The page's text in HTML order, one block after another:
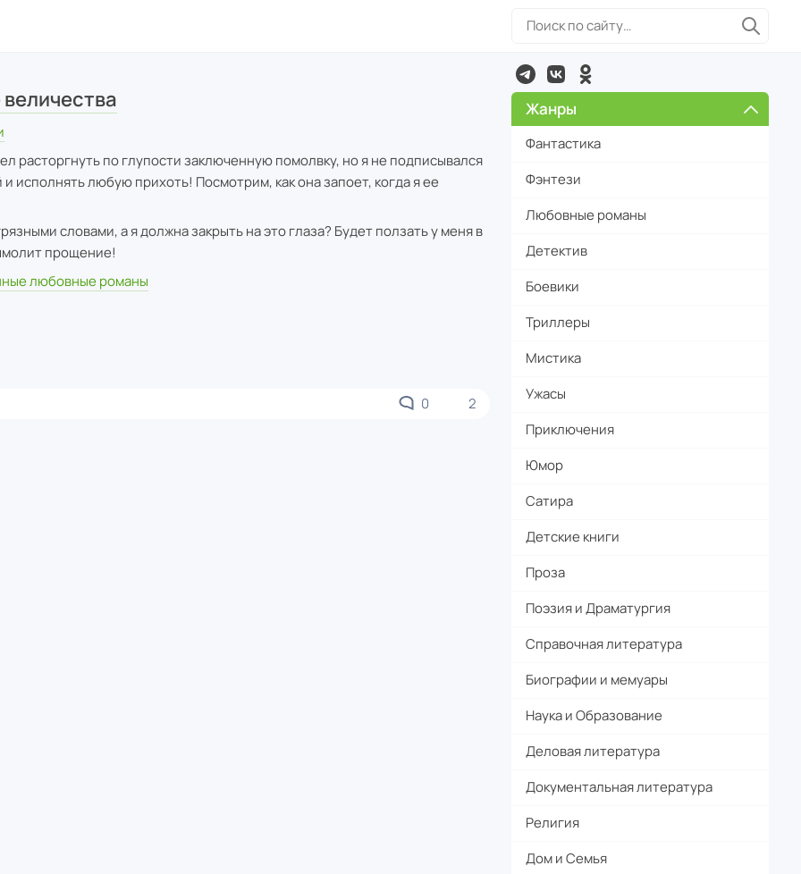
расторгнуть по глупости заключенную помолвку, но я не подписывался
исполнять любую прихоть! Посмотрим, как она запоет, когда я ее
словами, а я должна закрыть на это глаза? Будет ползать у меня в
прощение!
любовные романы
0 2
Жанры
Фантастика
Фэнтези
Любовные романы
Детектив
Боевики
Триллеры
Мистика
Ужасы
Приключения
Юмор
Сатира
Детские книги
Проза
Поэзия и Драматургия
Справочная литература
Биографии и мемуары
Наука и Образование
Деловая литература
Документальная литература
Религия
Дом и Семья